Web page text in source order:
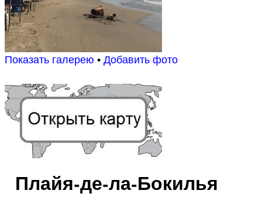
Показать галерею • Добавить фото
Плайя-де-ла-Бокилья